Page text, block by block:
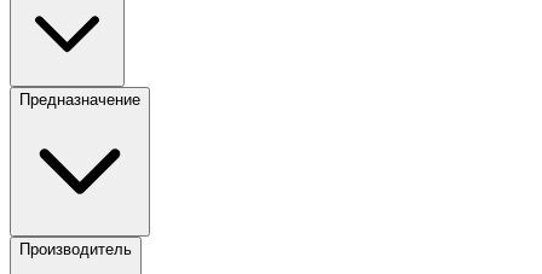
Предназначение
Производитель